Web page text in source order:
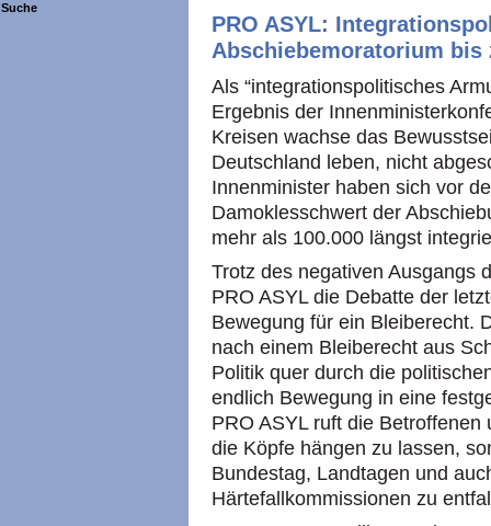
Suche
PRO ASYL:
Abschiebemoratorium
Als “integrationspolitisches
Ergebnis der
Kreisen wachse das
Deutschland leben, nicht
Innenminister haben sich vor
Damoklesschwert der
mehr als 100.000 längst
Trotz des negativen Ausgangs
PRO ASYL die Debatte der
Bewegung für ein Bleiberecht.
nach einem Bleiberecht aus
Politik quer durch die
endlich Bewegung in eine
PRO ASYL ruft die Betroffenen
die Köpfe hängen zu lassen,
Bundestag, Landtagen und
Härtefallkommissionen zu